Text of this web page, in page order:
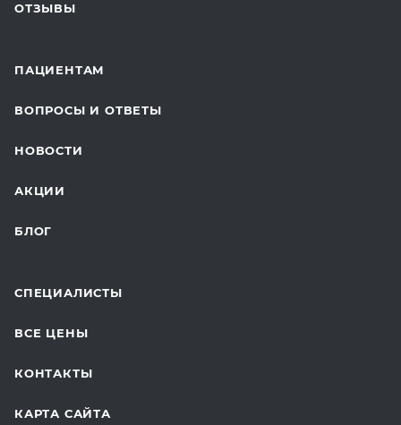
ЛАБОРАТОРНЫЕ ИССЛЕДОВАНИЯ
ДЛЯ БУДУЩИХ МАМ
ОТЗЫВЫ
ПАЦИЕНТАМ
ВОПРОСЫ И ОТВЕТЫ
НОВОСТИ
АКЦИИ
БЛОГ
СПЕЦИАЛИСТЫ
ВСЕ ЦЕНЫ
КОНТАКТЫ
КАРТА САЙТА